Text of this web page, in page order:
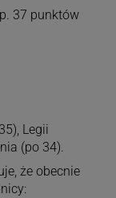
37 punktów
Legii
(po 34).
że obecnie